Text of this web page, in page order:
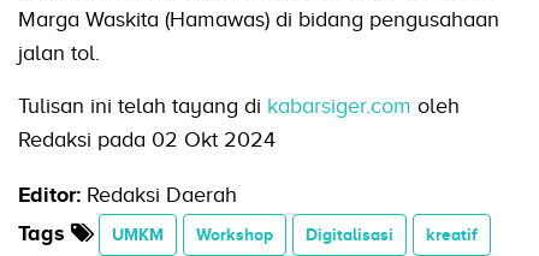
Marga Waskita (Hamawas) di bidang pengusahaan
jalan tol.
Tulisan ini telah tayang di kabarsiger.com oleh
Redaksi pada 02 Okt 2024
Editor: Redaksi Daerah
Tags
UMKM Workshop Digitalisasi kreatif